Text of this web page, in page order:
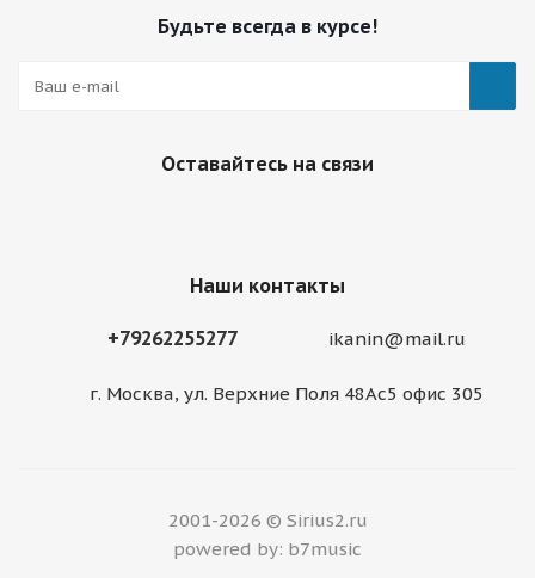
Будьте всегда в курсе!
Оставайтесь на связи
Наши контакты
+79262255277 ikanin@mail.ru
г. Москва, ул. Верхние Поля 48Ас5 офис 305
2001-2026 © Sirius2.ru
powered by: b7music